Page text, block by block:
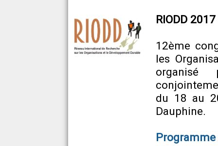
RIODD 2017
12ème
les
du 18 au
Dauphine.
Programme